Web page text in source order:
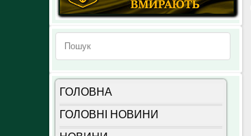
ГОЛОВНА
ГОЛОВНІ НОВИНИ